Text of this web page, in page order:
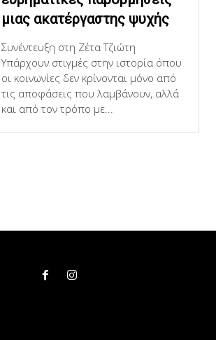
μιας ακατέργαστης ψυχής
Συνέντευξη στη Ζέτα Τζιώτη
Υπάρχουν στιγμές στην ιστορία όπου
οι κοινωνίες δεν κρίνονται μόνο από
τις αποφάσεις που λαμβάνουν, αλλά
και από τον τρόπο με...